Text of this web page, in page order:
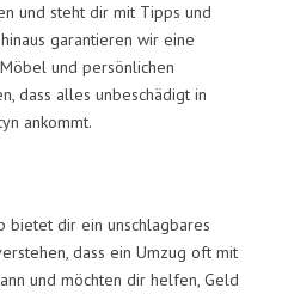
und steht dir mit Tipps und
garantieren wir eine
und persönlichen
dass alles unbeschädigt in
ankommt.
bietet dir ein unschlagbares
dass ein Umzug oft mit
und möchten dir helfen, Geld